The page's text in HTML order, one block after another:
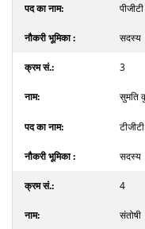
सदस्य
3
सुमति
सदस्य
4
संतोषी